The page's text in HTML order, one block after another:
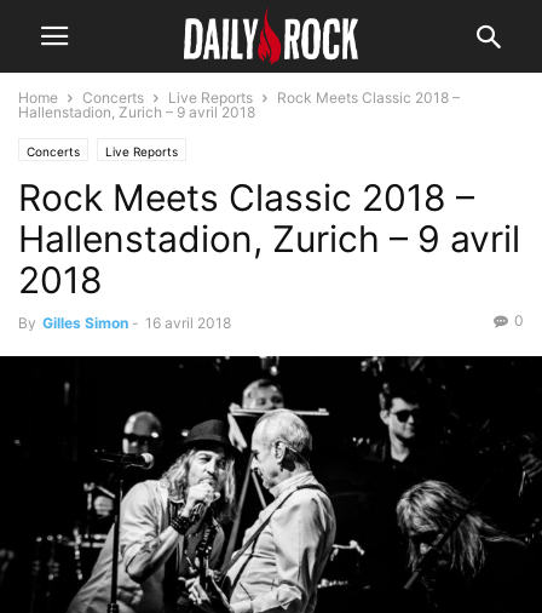
Home Concerts Live Reports
Rock Meets Classic 2018 –
Hallenstadion, Zurich – 9 avril 2018
Concerts Live Reports
Rock Meets Classic 2018 –
Hallenstadion, Zurich – 9 avril
2018
By Gilles Simon - 16 avril 2018 0